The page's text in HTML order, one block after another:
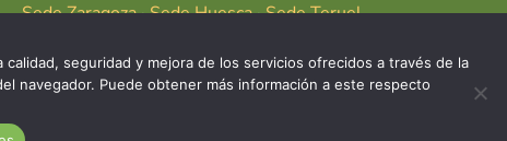
Sede Zaragoza·Sede Huesca·Sede Teruel
seguridad y mejora de los servicios ofrecidos a través de la
navegador. Puede obtener más información a este respecto